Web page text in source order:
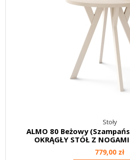
Stoły
ALMO 80 Beżowy
OKRĄGŁY STÓŁ Z
779,00 zł